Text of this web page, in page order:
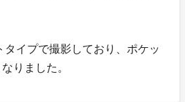
イプで撮影しており、ポケッ
りました。